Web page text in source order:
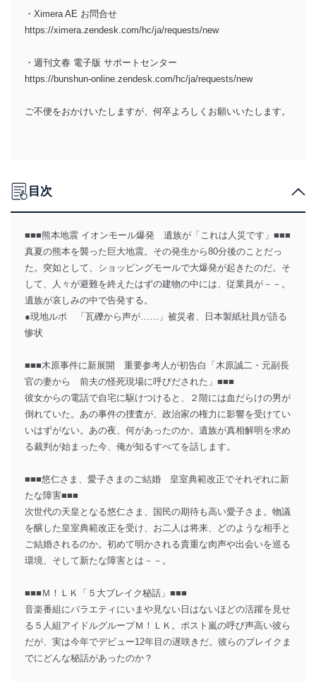
・Ximera AE お問合せ
https://ximera.zendesk.com/hc/ja/requests/new
・週刊文春 電子版 サポートセンター
https://bunshun-online.zendesk.com/hc/ja/requests/new
ご不便をおかけいたしますが、何卒よろしくお願いいたします。
目次
■■■熊本地震 イオンモール爆発 遺族が「これは人災です」■■■
真夏の熊本を襲った巨大地震。その発生から80分後のことだっ
た。突如として、ショッピングモールで大爆発が起きたのだ。そ
して、人々が避難を終えたはずの建物の中には、従業員が－－。
遺族が哀しみの中で告発する。
●現地ルポ 「瓦礫から声が……」被災者、日本製紙社員が語る
惨状
■■■木原事件に新展開 重要参考人が初告白「木原誠二・元副長
官の妻から 前夫の怪死現場に呼びだされた」■■■
彼女からの電話で自宅に駆けつけると、２階には血だらけの男が
倒れていた。あの事件の捜査が、政治家の権力に影響を受けてい
いはずがない。あの夜、何があったのか。遺族が真相解明を求め
る裁判が始まった今、俺が知るすべてを話します。
■■■悠仁さま、愛子さまのご結婚 皇室典範改正でそれぞれに新
たな障害■■■
次世代の天皇となる悠仁さま、国民の期待も高い愛子さま。物議
を醸した皇室典範改正を受け、お二人は将来、どのような相手と
ご結婚されるのか。初めて明かされる貴重な肉声や出会いを巡る
環境、そして新たな障害とは－－。
■■■Ｍ！ＬＫ「５大ブレイク秘話」■■■
音楽番組にバラエティにいまや見ない日はないほどの活躍を見せ
る５人組アイドルグループＭ！ＬＫ。ポスト嵐の呼び声高い彼ら
だが、実は今年でデビュー12年目の遅咲きだ。彼らのブレイクま
でにどんな秘話があったのか？